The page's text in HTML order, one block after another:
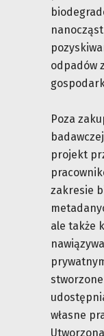
odpadów
Poza
projekt
zakresie
ale także
własne